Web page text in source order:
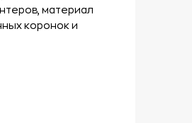
материал
коронок и